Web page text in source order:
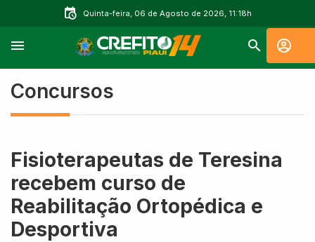
Quinta-feira, 06 de Agosto de 2026, 11:18h
Concursos
Fisioterapeutas de Teresina
recebem curso de
Reabilitação Ortopédica e
Desportiva